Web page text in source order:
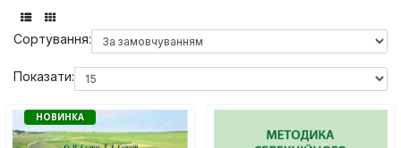
Сортування:
Показати:
НОВИНКА